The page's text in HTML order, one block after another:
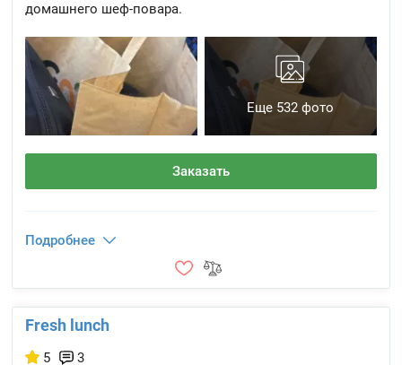
домашнего шеф-повара.
Еще 532 фото
Заказать
Подробнее
Fresh lunch
5 3